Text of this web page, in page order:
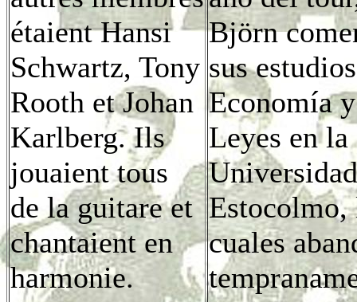
étaient Hansi
Schwartz, Tony
Rooth et Johan
Karlberg. Ils
jouaient tous
de la guitare et
chantaient en
harmonie.
Björn
sus
Economía y
Leyes en la
Estocolmo,
cuales